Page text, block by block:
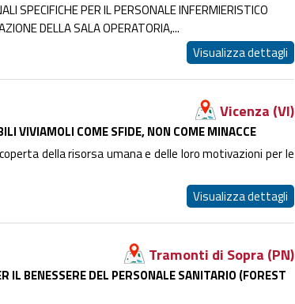
SPECIFICHE PER IL PERSONALE INFERMIERISTICO
DELLA SALA OPERATORIA,...
Visualizza dettagli
Vicenza (VI)
VIVIAMOLI COME SFIDE, NON COME MINACCE
della risorsa umana e delle loro motivazioni per le
Visualizza dettagli
Tramonti di Sopra (PN)
IL BENESSERE DEL PERSONALE SANITARIO (FOREST